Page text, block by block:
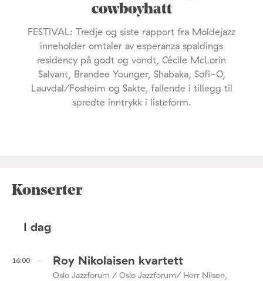
cowboyhatt
FESTIVAL: Tredje og siste rapport fra Moldejazz
inneholder omtaler av esperanza spaldings
residency på godt og vondt, Cécile McLorin
Salvant, Brandee Younger, Shabaka, Sofi-O,
Lauvdal/Fosheim og Sakte, fallende i tillegg til
spredte inntrykk i listeform.
Konserter
I dag
16:00 Roy Nikolaisen kvartett
Oslo Jazzforum / Oslo Jazzforum/ Herr Nilsen,